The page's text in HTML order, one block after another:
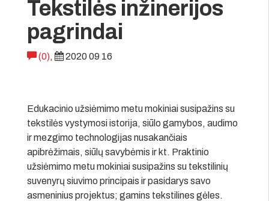
Tekstilės inžinerijos
pagrindai
(0), 2020 09 16
Edukacinio užsiėmimo metu mokiniai susipažins su
tekstilės vystymosi istorija, siūlo gamybos, audimo
ir mezgimo technologijas nusakančiais
apibrėžimais, siūlų savybėmis ir kt. Praktinio
užsiėmimo metu mokiniai susipažins su tekstilinių
suvenyrų siuvimo principais ir pasidarys savo
asmeninius projektus; gamins tekstilines gėles.